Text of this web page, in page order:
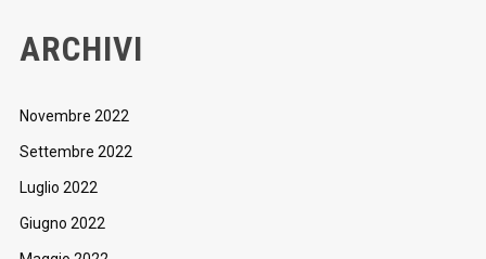
ARCHIVI
Novembre 2022
Settembre 2022
Luglio 2022
Giugno 2022